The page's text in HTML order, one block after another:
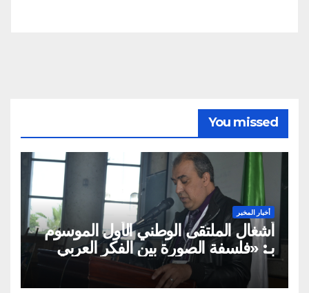
You missed
أخبار المخبر
أشغال الملتقى الوطني الأول الموسوم
بـ: «فلسفة الصورة بين الفكر العربي
الإسلامي والفكر الغربي: من
الميتافيزيقيا المتعالية إلى الممارسة